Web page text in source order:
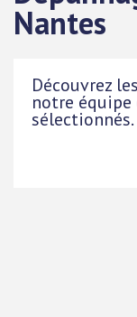
Nantes
Découvrez
notre
sélectionnés.